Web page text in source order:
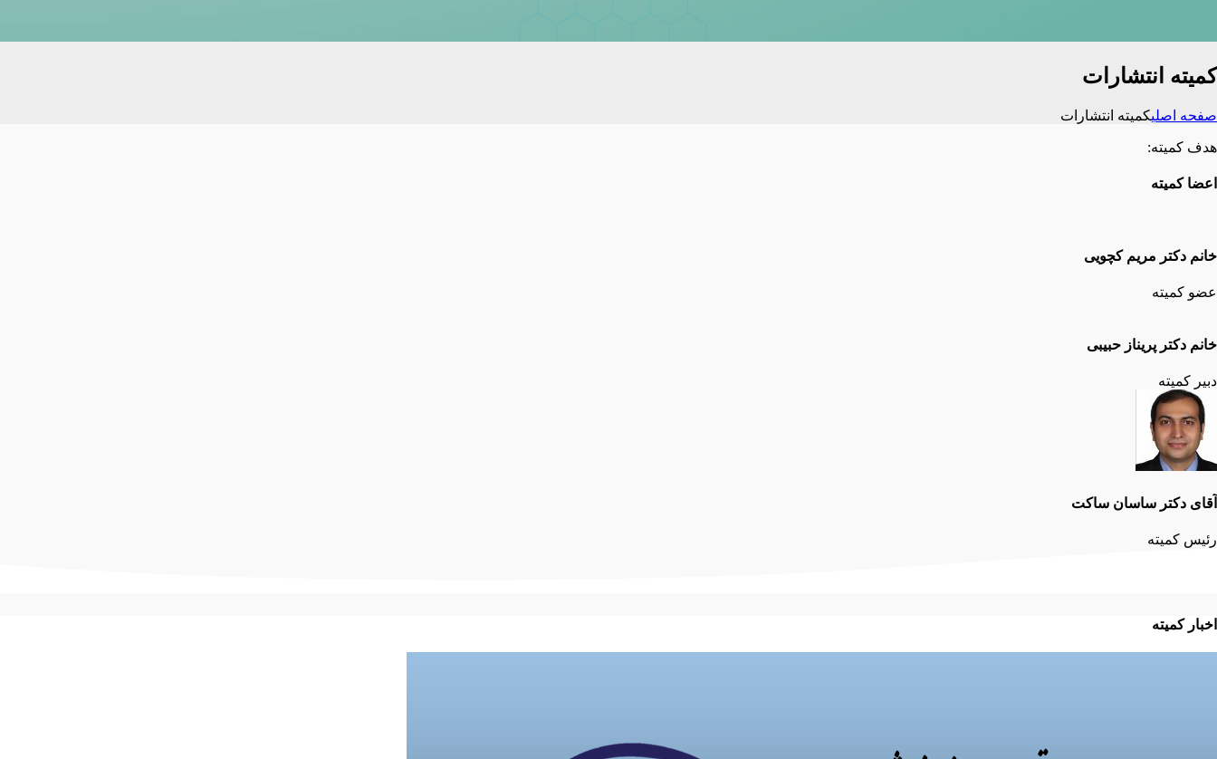
کمیته انتشارات
صفحه اصلیکمیته انتشارات
هدف کمیته:
اعضا کمیته
خانم دکتر مریم کچویی
عضو کمیته
خانم دکتر پریناز حبیبی
دبیر کمیته
آقای دکتر ساسان ساکت
رئیس کمیته
اخبار کمیته